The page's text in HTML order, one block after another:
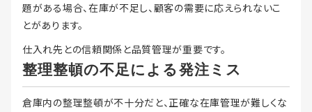
題がある場合、在庫が不足し、顧客の需要に応えられないこ
とがあります。
仕入れ先との信頼関係と品質管理が重要です。
整理整頓の不足による発注ミス
倉庫内の整理整頓が不十分だと、正確な在庫管理が難しくな